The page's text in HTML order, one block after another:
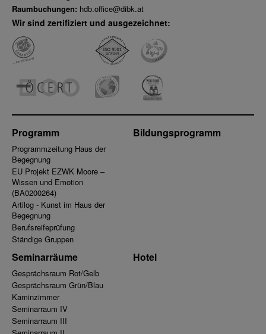
Raumbuchungen: hdb.office@dibk.at
Wir sind zertifiziert und ausgezeichnet:
Programm
Programmzeitung Haus der
Begegnung
EU Projekt EZWK Moore –
Wissen und Emotion
(BA0200264)
Artilog - Kunst im Haus der
Begegnung
Berufsreifeprüfung
Ständige Gruppen
Bildungsprogramm
Seminarräume
Gesprächsraum Rot/Gelb
Gesprächsraum Grün/Blau
Kaminzimmer
Seminarraum IV
Seminarraum III
Hotel